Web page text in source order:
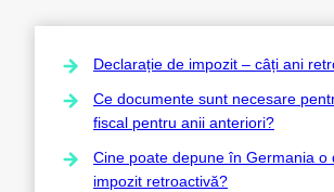
Declarație de impozit – câți ani
Ce documente sunt necesare
fiscal pentru anii anteriori?
Cine poate depune în Germania o
impozit retroactivă?